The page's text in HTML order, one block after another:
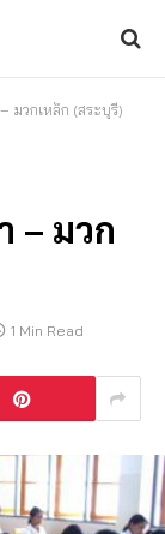
มวกเหล็ก (สระบุรี)
– มวก
1 Min Read